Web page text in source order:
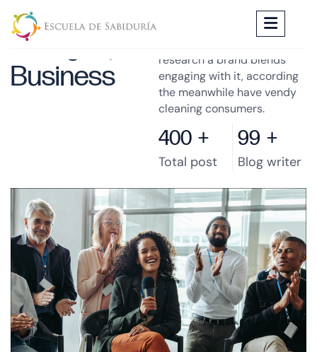
Category :
Business
research a brand blends
engaging with it, according
the meanwhile have vendy
cleaning consumers.
400 +
Total post
99 +
Blog writer